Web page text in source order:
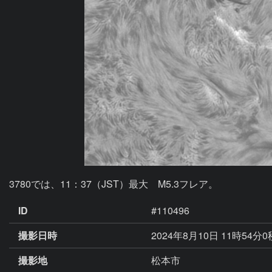
3780では、11：37（JST）最大　M5.3フレア。
ID
#110496
撮影日時
2024年8月10日 11時54分0
撮影地
松本市